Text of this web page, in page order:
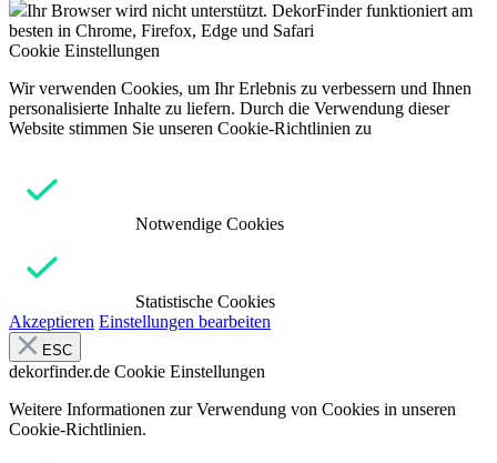
Ihr Browser wird nicht unterstützt. DekorFinder funktioniert am
besten in Chrome, Firefox, Edge und Safari
Cookie Einstellungen
Wir verwenden Cookies, um Ihr Erlebnis zu verbessern und Ihnen
personalisierte Inhalte zu liefern. Durch die Verwendung dieser
Website stimmen Sie unseren Cookie-Richtlinien zu
Notwendige Cookies
Statistische Cookies
Akzeptieren Einstellungen bearbeiten
ESC
dekorfinder.de Cookie Einstellungen
Weitere Informationen zur Verwendung von Cookies in unseren
Cookie-Richtlinien.